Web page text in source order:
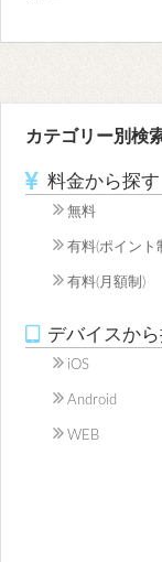
カテゴリー別検
料金から探す
無料
有料(ポイント
有料(月額制)
デバイスか
iOS
Android
WEB